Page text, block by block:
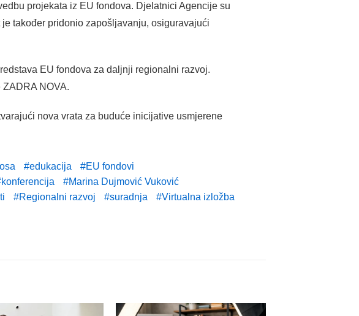
projekata iz EU fondova. Djelatnici Agencije su
također pridonio zapošljavanju, osiguravajući
EU fondova za daljnji regionalni razvoj.
NOVA.
nova vrata za buduće inicijative usmjerene
edukacija
EU fondovi
konferencija
Marina Dujmović Vuković
Regionalni razvoj suradnja
Virtualna izložba